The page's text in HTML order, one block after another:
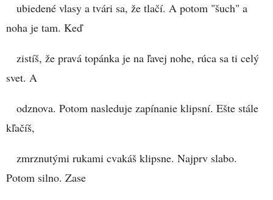
ubiedené vlasy a tvári sa, že tlačí. A potom "šuch" a
noha je tam. Keď
zistíš, že pravá topánka je na ľavej nohe, rúca sa ti celý
svet. A
odznova. Potom nasleduje zapínanie klipsní. Ešte stále
kľačíš,
zmrznutými rukami cvakáš klipsne. Najprv slabo.
Potom silno. Zase